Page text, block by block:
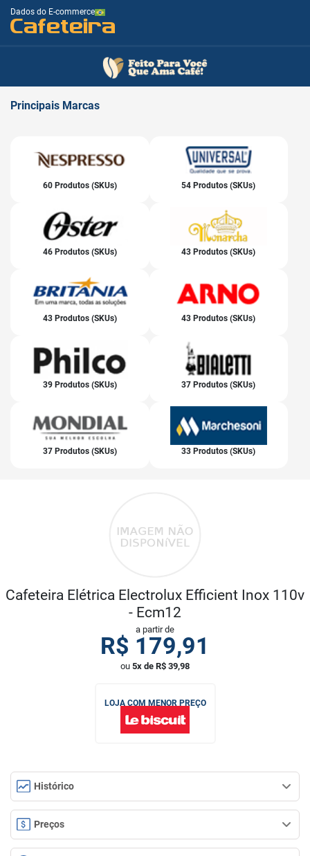
Dados do E-commerce
Cafeteira
Principais Marcas
60 Produtos (SKUs) 54 Produtos (SKUs)
46 Produtos (SKUs) 43 Produtos (SKUs)
43 Produtos (SKUs) 43 Produtos (SKUs)
39 Produtos (SKUs) 37 Produtos (SKUs)
37 Produtos (SKUs) 33 Produtos (SKUs)
Cafeteira Elétrica Electrolux Efficient Inox 110v
- Ecm12
a partir de
R$ 179,91
ou 5x de R$ 39,98
LOJA COM MENOR PREÇO
Histórico
Preços